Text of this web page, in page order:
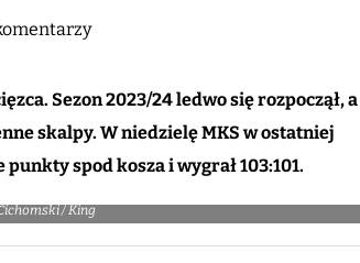
Sezon 2023/24 ledwo się rozpoczął, a
skalpy. W niedzielę MKS w ostatniej
spod kosza i wygrał 103:101.
/ King